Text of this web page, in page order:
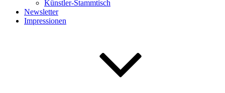
Künstler-Stammtisch
Newsletter
Impressionen